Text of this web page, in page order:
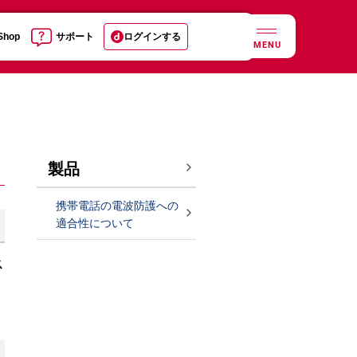
サポート ログインする
MENU
製品
携帯電話の電波防護への
適合性について